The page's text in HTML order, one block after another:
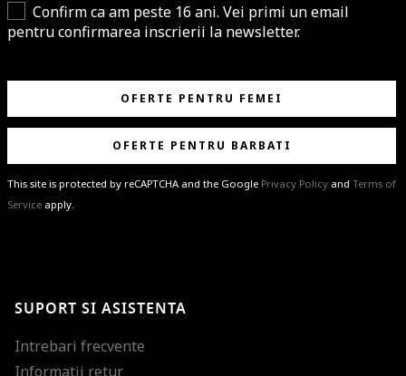
Confirm ca am peste 16 ani. Vei primi un email
pentru confirmarea inscrierii la newsletter.
OFERTE PENTRU FEMEI
OFERTE PENTRU BARBATI
This site is protected by reCAPTCHA and the Google Privacy Policy and Terms of
Service apply.
ultimele tendinte in moda!
SUPORT SI ASISTENTA
Intrebari frecvente
Informatii retur